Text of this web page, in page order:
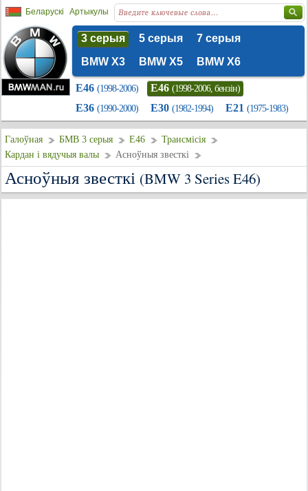
Беларускі Артыкулы
3 серыя 5 серыя
7 серыя
BMW X3
BMW X5 BMW X6
E46 (1998-2006) E46 (1998-2006, бензін)
E36 (1990-2000) E30 (1982-1994) E21 (1975-1983)
Галоўная БМВ 3 серыя E46
Трансмісія
Кардан і вядучыя валы
Асноўныя звесткі
Асноўныя звесткі (BMW 3 Series E46)